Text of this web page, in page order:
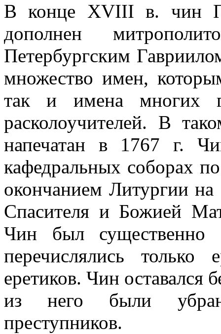
В конце XVIII в. чин
дополнен
Петербургским
множество имен,
так и имена многих
расколоучителей. В
напечатан в 1767 г.
кафедральных соборах
окончанием Литургии
Спасителя и Божией
Чин был
перечислялись
еретиков. Чин оставался
из него были
преступников.